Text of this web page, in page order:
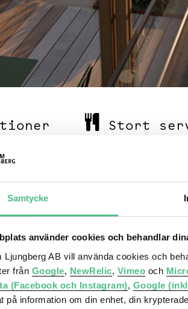
Samtycke
använder cookies och behandlar
Ljungberg AB vill använda cookies och
från Google, NewRelic, Vimeo och
(Facebook och Instagram), Google
på information om din enhet, din
Stort
ta dig, oavsett var du reser från.